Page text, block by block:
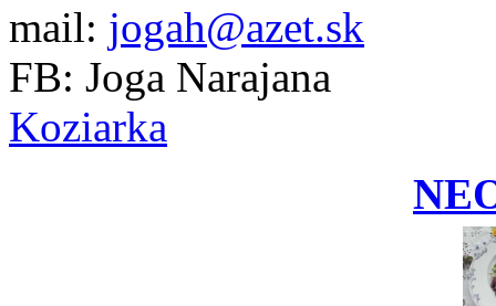
mail: jogah@azet.sk
FB: Joga Narajana
Koziarka